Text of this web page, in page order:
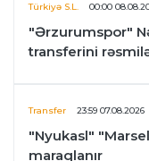
Türkiyə S.L. 00:00
"Ərzurumspor"
transferini
Transfer 23:59 07.08.2026
"Nyukasl"
maraqlanır